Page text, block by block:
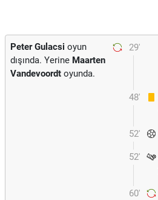
29'
Peter Gulacsi oyun
dışında. Yerine Maarten
Vandevoordt oyunda.
48'
52'
52'
60'